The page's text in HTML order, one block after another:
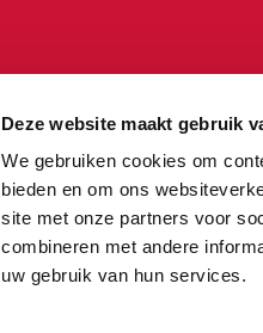
Deze website maakt gebruik
We gebruiken cookies om
bieden en om ons
site met onze partners voor
combineren met andere
uw gebruik van hun services.
Onze visie
Onze partners
Veelgestelde
Vacature